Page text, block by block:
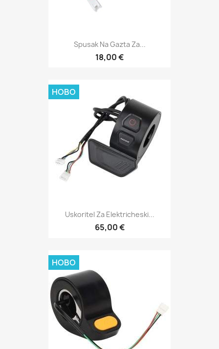
Spusak Na Gazta Za...
18,00 €
Uskoritel Za Elektricheski...
65,00 €
НОВО
НОВО